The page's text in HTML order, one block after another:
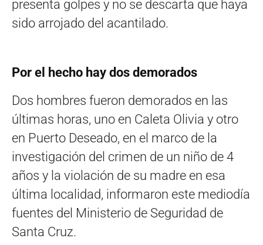
presenta golpes y no se descarta que haya
sido arrojado del acantilado.
Por el hecho hay dos demorados
Dos hombres fueron demorados en las
últimas horas, uno en Caleta Olivia y otro
en Puerto Deseado, en el marco de la
investigación del crimen de un niño de 4
años y la violación de su madre en esa
última localidad, informaron este mediodía
fuentes del Ministerio de Seguridad de
Santa Cruz.